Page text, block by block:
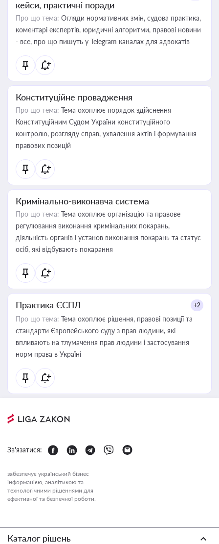
кейси, практичні поради
Про що тема: Огляди нормативних змін, судова практика,
коментарі експертів, юридичні алгоритми, правові новини
- все, про що пишуть у Telegram каналах для адвокатів
Конституційне провадження
Про що тема: Тема охоплює порядок здійснення
Конституційним Судом України конституційного
контролю, розгляду справ, ухвалення актів і формування
правових позицій
Кримінально-виконавча система
Про що тема: Тема охоплює організацію та правове
регулювання виконання кримінальних покарань,
діяльність органів і установ виконання покарань та статус
осіб, які відбувають покарання
Практика ЄСПЛ +2
Про що тема: Тема охоплює рішення, правові позиції та
стандарти Європейського суду з прав людини, які
впливають на тлумачення прав людини і застосування
норм права в Україні
Зв'язатися:
забезпечує український бізнес
інформацією, аналітикою та
технологічними рішеннями для
ефективної та безпечної роботи.
Каталог рішень